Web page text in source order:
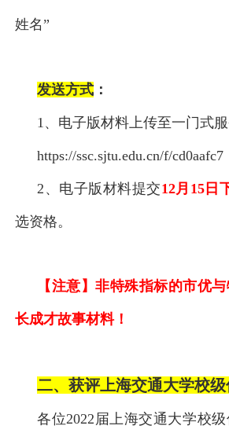
姓名”
发送方式 ：
1、电子版材料上传至一门式
https://ssc.sjtu.edu.cn/f/cd0aafc7
2、电子版材料提交12月15日
选资格。
【注意】非特殊指标的市优
长成才故事材料！
二、获评上海交通大学校
各位2022届上海交通大学校